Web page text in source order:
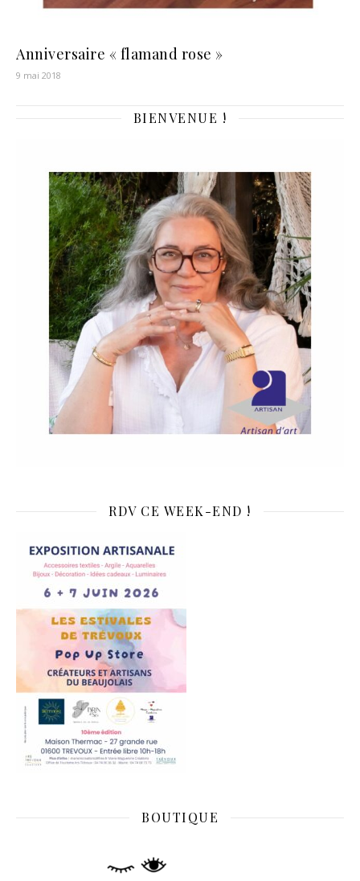
Anniversaire « flamand rose »
9 mai 2018
BIENVENUE !
RDV CE WEEK-END !
BOUTIQUE